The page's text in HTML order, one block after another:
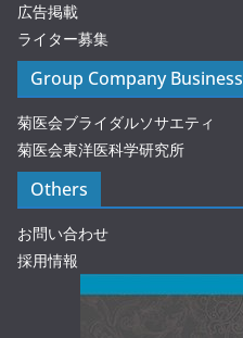
広告掲載
ライター募集
Group Company Business
菊医会ブライダルソサエティ
菊医会東洋医科学研究所
Others
お問い合わせ
採用情報